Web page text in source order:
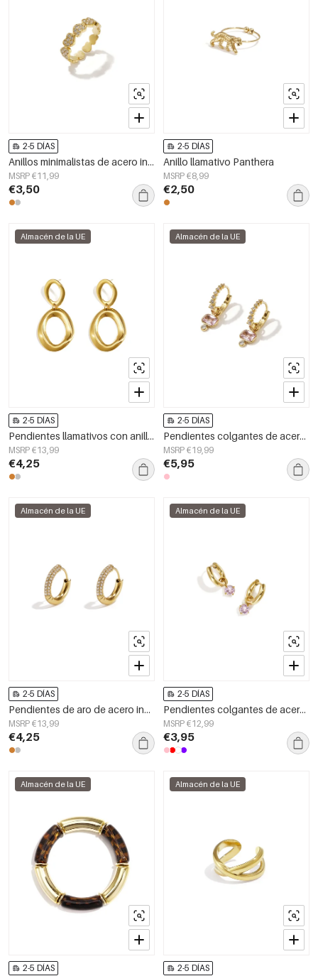
2-5 DÍAS
Anillos minimalistas de acero inoxidable con forma de corazón, de la serie Daily Simple para mujer.
MSRP €11,99
€3,50
2-5 DÍAS
Anillo llamativo Panthera
MSRP €8,99
€2,50
Almacén de la UE
2-5 DÍAS
Pendientes llamativos con anillos orgánicos
MSRP €13,99
€4,25
Almacén de la UE
2-5 DÍAS
Pendientes colgantes de acero inoxidable con forma geométrica, estilo casual y sencillo, de la serie de joyería para mujer.
MSRP €19,99
€5,95
Almacén de la UE
2-5 DÍAS
Pendientes de aro de acero inoxidable Circle Simple Daily Simple Series Joyería para mujer
MSRP €13,99
€4,25
Almacén de la UE
2-5 DÍAS
Pendientes colgantes de acero inoxidable con forma geométrica, sencillos para el día a día, de la serie Simple. Joyería para mujer.
MSRP €12,99
€3,95
Almacén de la UE
2-5 DÍAS
Almacén de la UE
2-5 DÍAS